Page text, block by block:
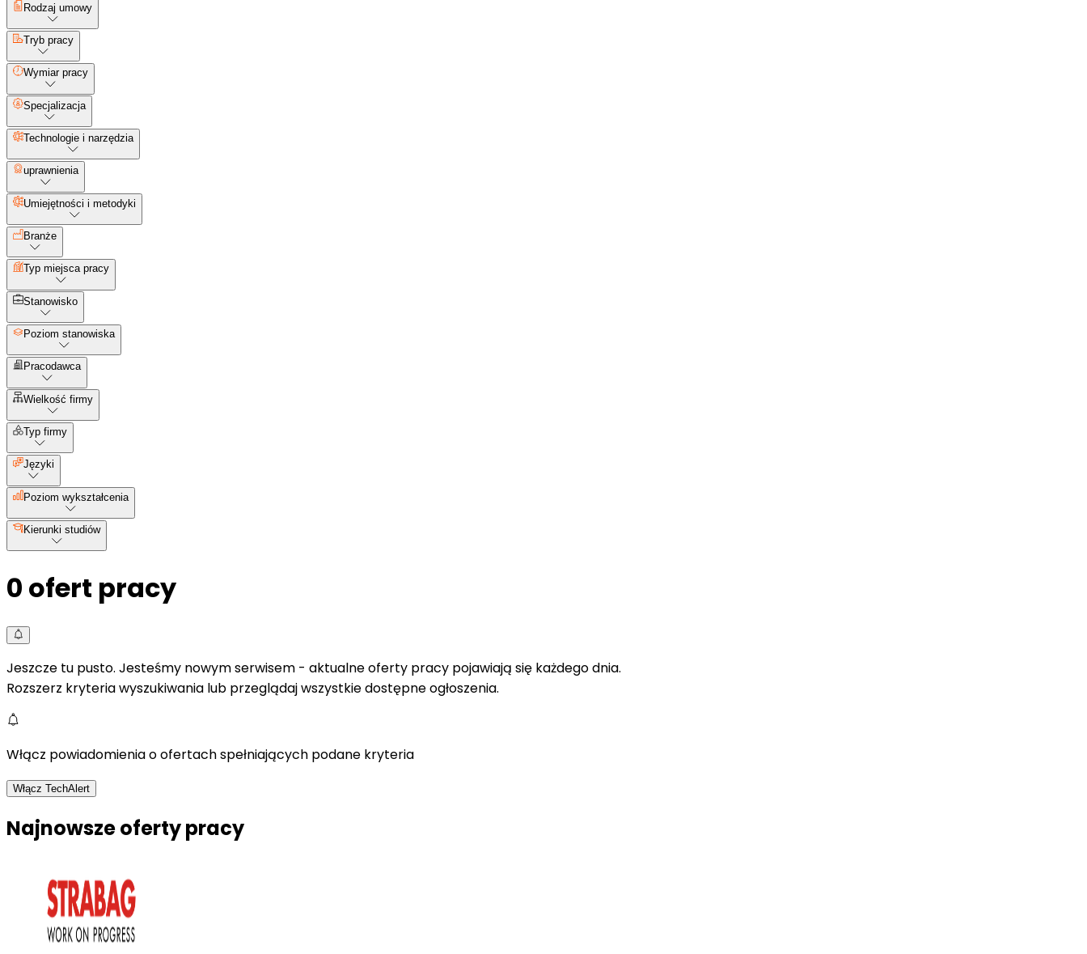
Rodzaj umowy
Tryb pracy
Wymiar pracy
Specjalizacja
Technologie i narzędzia
uprawnienia
Umiejętności i metodyki
Branże
Typ miejsca pracy
Stanowisko
Poziom stanowiska
Pracodawca
Wielkość firmy
Typ firmy
Języki
Poziom wykształcenia
Kierunki studiów
0 ofert pracy
Jeszcze tu pusto. Jesteśmy nowym serwisem - aktualne oferty pracy pojawiają się każdego dnia.
Rozszerz kryteria wyszukiwania lub przeglądaj wszystkie dostępne ogłoszenia.
Włącz powiadomienia o ofertach spełniających podane kryteria
Włącz TechAlert
Najnowsze oferty pracy